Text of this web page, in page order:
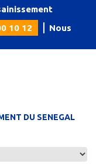
10 12
Nous
DU SENEGAL